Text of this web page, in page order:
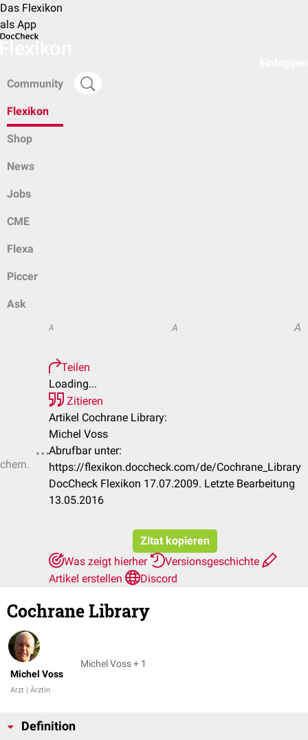
Das Flexikon
als App
Community
Flexikon
Shop
News
Jobs
CME
Flexa
Piccer
Ask
A A A
Teilen
Loading...
Zitieren
Artikel Cochrane Library:
Michel Voss
Abrufbar unter:
https://flexikon.doccheck.com/de/Cochrane_Library
DocCheck Flexikon 17.07.2009. Letzte Bearbeitung
13.05.2016
Zitat kopieren
Was zeigt hierher
Versionsgeschichte
Artikel erstellen
Discord
Cochrane Library
Michel Voss
Arzt | Ärztin
Michel Voss + 1
Definition